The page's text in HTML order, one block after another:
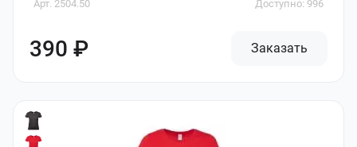
Арт. 2504.50 Доступно: 996
390 ₽ Заказать